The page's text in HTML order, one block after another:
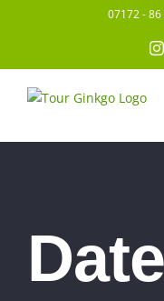
07172 - 86